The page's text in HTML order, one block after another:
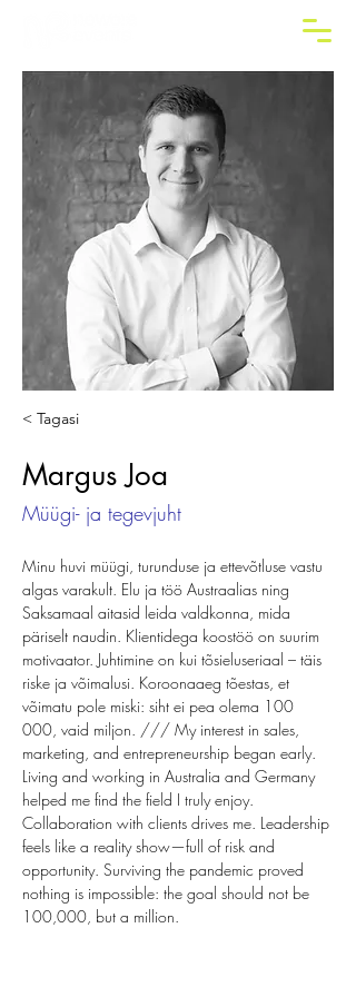
< Tagasi
Margus Joa
Müügi- ja tegevjuht
Minu huvi müügi, turunduse ja ettevõtluse vastu
algas varakult. Elu ja töö Austraalias ning
Saksamaal aitasid leida valdkonna, mida
päriselt naudin. Klientidega koostöö on suurim
motivaator. Juhtimine on kui tõsieluseriaal – täis
riske ja võimalusi. Koroonaaeg tõestas, et
võimatu pole miski: siht ei pea olema 100
000, vaid miljon. /// My interest in sales,
marketing, and entrepreneurship began early.
Living and working in Australia and Germany
helped me find the field I truly enjoy.
Collaboration with clients drives me. Leadership
feels like a reality show—full of risk and
opportunity. Surviving the pandemic proved
nothing is impossible: the goal should not be
100,000, but a million.